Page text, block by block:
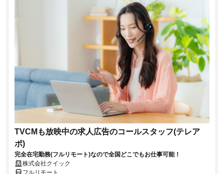
TVCMも放映中の求人広告のコールスタッフ(テレア
ポ)
完全在宅勤務(フルリモート)なので全国どこでもお仕事可能！
株式会社クイック